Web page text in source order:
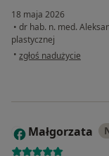
18 maja 2026
• dr hab. n. med.
plastycznej
• w opinii użytkownika
zgłoś nadużycie
M Małgorzata